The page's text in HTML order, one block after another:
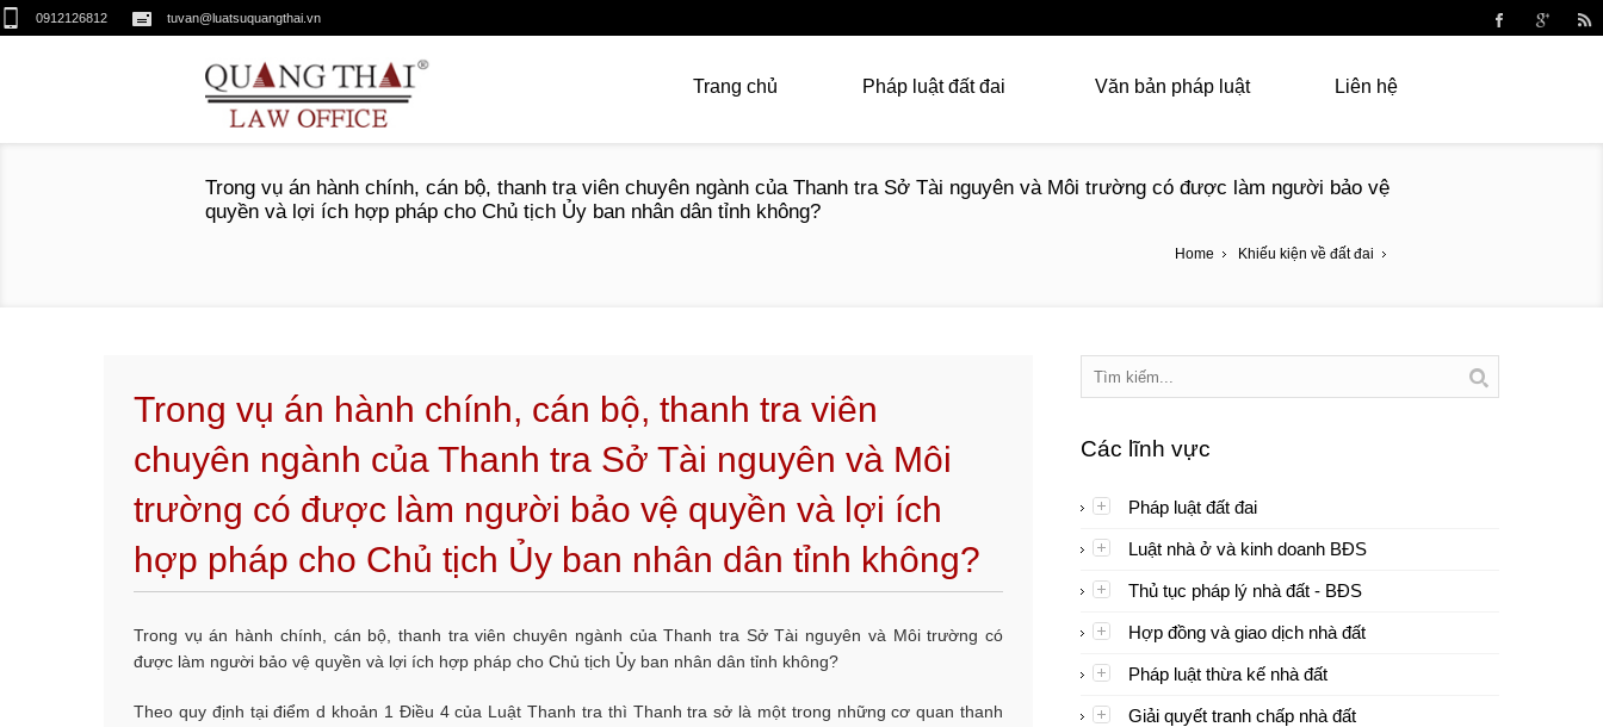
0912126812 tuvan@luatsuquangthai.vn
Trang chủ Pháp luật đất đai Văn bản pháp luật Liên hệ
Trong vụ án hành chính, cán bộ, thanh tra viên chuyên ngành của Thanh tra Sở Tài nguyên và Môi trường có được làm người bảo vệ
quyền và lợi ích hợp pháp cho Chủ tịch Ủy ban nhân dân tỉnh không?
Home Khiếu kiện về đất đai
Trong vụ án hành chính, cán bộ, thanh tra viên
chuyên ngành của Thanh tra Sở Tài nguyên và Môi
trường có được làm người bảo vệ quyền và lợi ích
hợp pháp cho Chủ tịch Ủy ban nhân dân tỉnh không?
Trong vụ án hành chính, cán bộ, thanh tra viên chuyên ngành của Thanh tra Sở Tài nguyên và Môi trường có
được làm người bảo vệ quyền và lợi ích hợp pháp cho Chủ tịch Ủy ban nhân dân tỉnh không?
Theo quy định tại điểm d khoản 1 Điều 4 của Luật Thanh tra thì Thanh tra sở là một trong những cơ quan thanh
Các lĩnh vực
Pháp luật đất đai
Luật nhà ở và kinh doanh BĐS
Thủ tục pháp lý nhà đất - BĐS
Hợp đồng và giao dịch nhà đất
Pháp luật thừa kế nhà đất
Giải quyết tranh chấp nhà đất